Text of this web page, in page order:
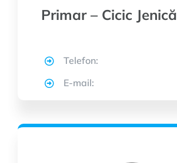
Primar – Cicic Jenică
Telefon:
E-mail: